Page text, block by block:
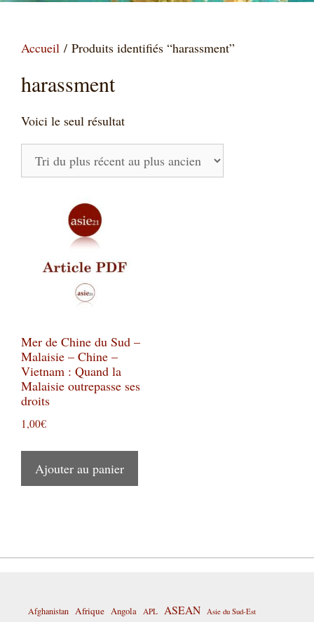
Accueil / Produits identifiés “harassment”
harassment
Voici le seul résultat
Mer de Chine du Sud –
Malaisie – Chine –
Vietnam : Quand la
Malaisie outrepasse ses
droits
1,00€
Ajouter au panier
Afghanistan Afrique Angola APL ASEAN Asie du Sud-Est